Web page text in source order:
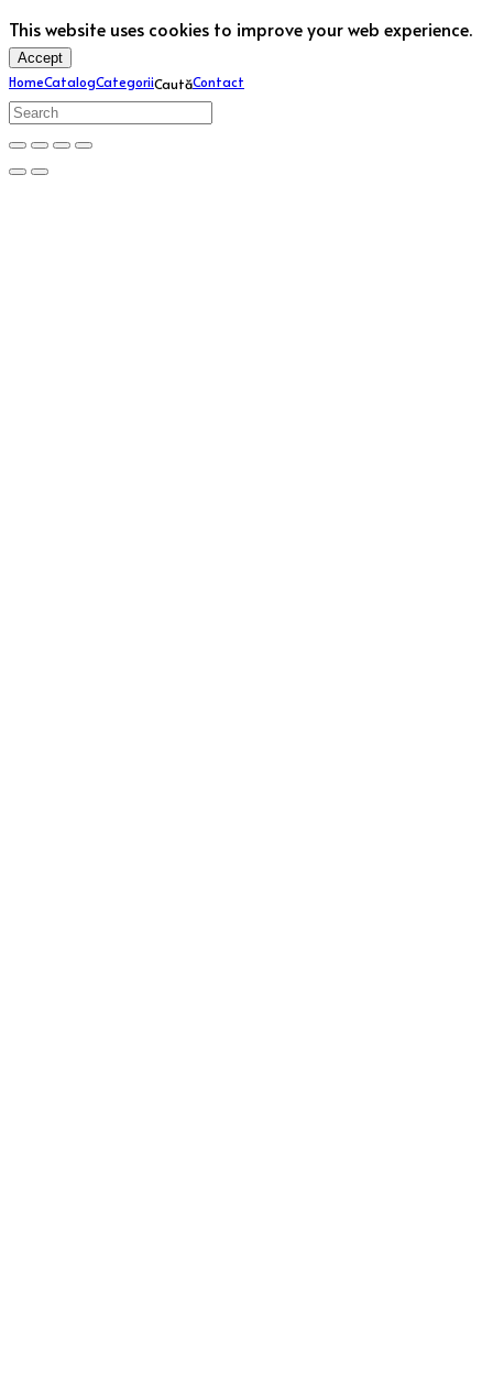
This website uses cookies to improve your web experience.
Accept
HomeCatalogCategoriiCautăContact